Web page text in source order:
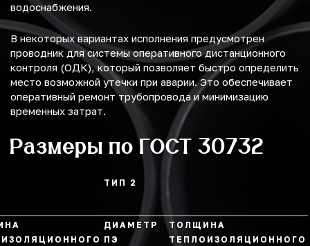
водоснабжения.
В некоторых вариантах исполнения предусмотрен
проводник для системы оперативного дистанционного
контроля (ОДК), который позволяет быстро определить
место возможной утечки при аварии. Это обеспечивает
оперативный ремонт трубопровода и минимизацию
временных затрат.
Размеры по ГОСТ 30732
ТИП 2
ДИАМЕТР
ПЭ
ТОЛЩИНА
ТЕПЛОИЗОЛЯЦИОННОГО